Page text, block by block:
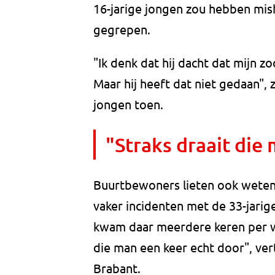
16-jarige jongen zou hebben
gegrepen.
"Ik denk dat hij dacht dat mijn
Maar hij heeft dat niet gedaan",
jongen toen.
"Straks draait die
Buurtbewoners lieten ook
vaker incidenten met de 33-
kwam daar meerdere keren per
die man een keer echt door",
Brabant.